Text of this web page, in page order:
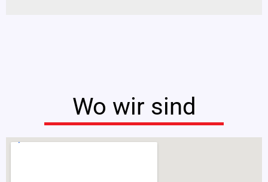
Wo wir sind